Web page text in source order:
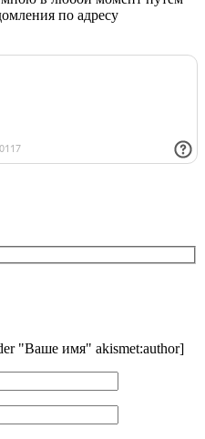
по адресу
"Ваше имя" akismet:author]